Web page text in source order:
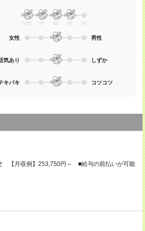
20代 30 40 50 60
女性 男性
気あり しずか
キパキ コツコツ
【月収例】253,750円～ ■給与の前払いが可能